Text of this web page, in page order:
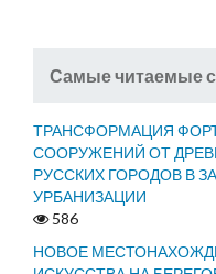
Самые читаемые
ТРАНСФОРМАЦИЯ
СООРУЖЕНИЙ ОТ
РУССКИХ ГОРОДОВ В
УРБАНИЗАЦИИ
586
НОВОЕ